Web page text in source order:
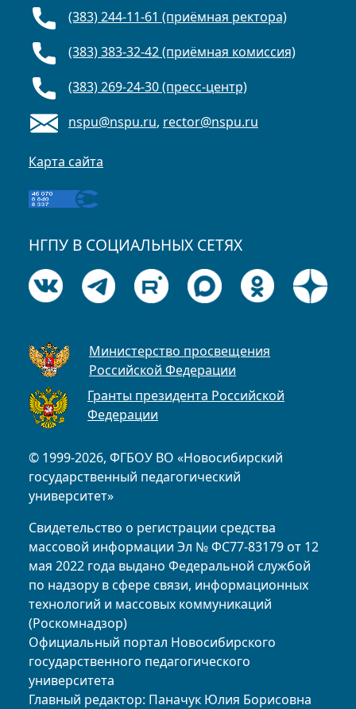
© 1999-2026, ФГБОУ ВО «Новосибирский
государственный педагогический
университет»
Свидетельство о регистрации средства
массовой информации Эл № ФС77-83179 от 12
мая 2022 года выдано Федеральной службой
по надзору в сфере связи, информационных
технологий и массовых коммуникаций
(Роскомнадзор)
Официальный портал Новосибирского
государственного педагогического
университета
Главный редактор: Паначук Юлия Борисовна
(383) 244-11-61 (приёмная ректора)
(383) 383-32-42 (приёмная комиссия)
(383) 269-24-30 (пресс-центр)
nspu@nspu.ru, rector@nspu.ru
Карта сайта
НГПУ В СОЦИАЛЬНЫХ СЕТЯХ
Министерство просвещения
Российской Федерации
Гранты президента Российской
Федерации